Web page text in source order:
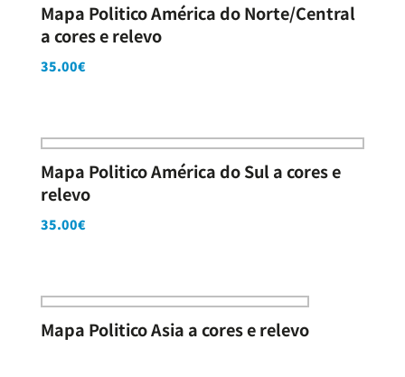
Mapa Politico América do Norte/Central
a cores e relevo
35.00€
Mapa Politico América do Sul a cores e
relevo
35.00€
Mapa Politico Asia a cores e relevo